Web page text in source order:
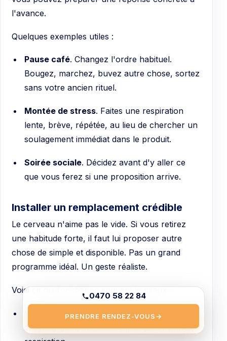
l'avance.
Quelques exemples utiles :
Pause café. Changez l'ordre habituel.
Bougez, marchez, buvez autre chose, sortez
sans votre ancien rituel.
Montée de stress. Faites une respiration
lente, brève, répétée, au lieu de chercher un
soulagement immédiat dans le produit.
Soirée sociale. Décidez avant d'y aller ce
que vous ferez si une proposition arrive.
Installer un remplacement crédible
Le cerveau n'aime pas le vide. Si vous retirez
une habitude forte, il faut lui proposer autre
chose de simple et disponible. Pas un grand
programme idéal. Un geste réaliste.
Voici ce qui fonctionne souvent le mieux :
Un rituel très court . Verre d'eau fraîche,
chewing-gum, marche de quelques minutes,
0470 58 22 84
PRENDRE RENDEZ-VOUS→